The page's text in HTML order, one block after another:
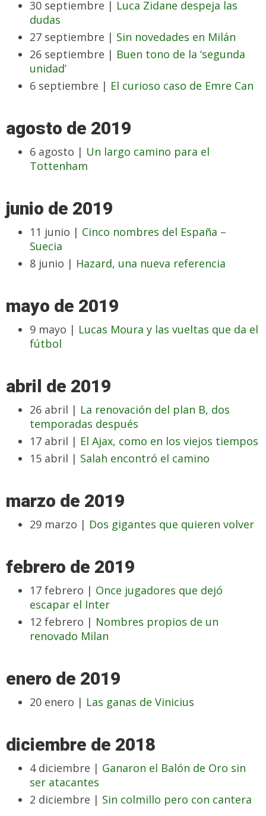
30 septiembre | Luca Zidane despeja las
dudas
27 septiembre | Sin novedades en Milán
26 septiembre | Buen tono de la ‘segunda
unidad’
6 septiembre | El curioso caso de Emre Can
agosto de 2019
6 agosto | Un largo camino para el
Tottenham
junio de 2019
11 junio | Cinco nombres del España –
Suecia
8 junio | Hazard, una nueva referencia
mayo de 2019
9 mayo | Lucas Moura y las vueltas que da el
fútbol
abril de 2019
26 abril | La renovación del plan B, dos
temporadas después
17 abril | El Ajax, como en los viejos tiempos
15 abril | Salah encontró el camino
marzo de 2019
29 marzo | Dos gigantes que quieren volver
febrero de 2019
17 febrero | Once jugadores que dejó
escapar el Inter
12 febrero | Nombres propios de un
renovado Milan
enero de 2019
20 enero | Las ganas de Vinicius
diciembre de 2018
4 diciembre | Ganaron el Balón de Oro sin
ser atacantes
2 diciembre | Sin colmillo pero con cantera